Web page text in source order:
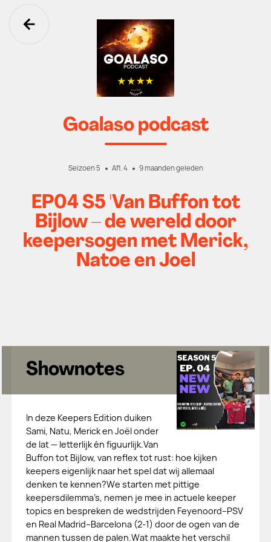
Ga terug
Goalaso podcast
Seizoen 5 Afl. 4 9 maanden geleden
EP04 S5 'Van Buffon tot
Bijlow – de wereld door
keepersogen met Merick,
Natoe en Joel
Shownotes
In deze Keepers Edition duiken
Sami, Natu, Merick en Joël onder
de lat — letterlijk én figuurlijk.Van
Buffon tot Bijlow, van reflex tot rust: hoe kijken
keepers eigenlijk naar het spel dat wij allemaal
denken te kennen?We starten met pittige
keepersdilemma’s, nemen je mee in actuele keeper
topics en bespreken de wedstrijden Feyenoord–PSV
en Real Madrid–Barcelona (2-1) door de ogen van de
mannen tussen de palen.Wat maakte het verschil